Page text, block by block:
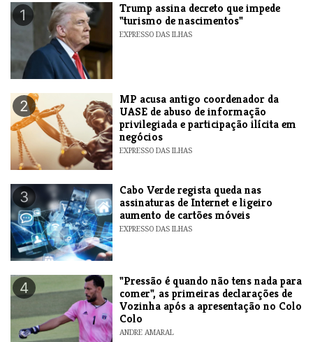
1
Trump assina decreto que impede
"turismo de nascimentos"
EXPRESSO DAS ILHAS
2
MP acusa antigo coordenador da
UASE de abuso de informação
privilegiada e participação ilícita em
negócios
EXPRESSO DAS ILHAS
3
Cabo Verde regista queda nas
assinaturas de Internet e ligeiro
aumento de cartões móveis
EXPRESSO DAS ILHAS
4
"Pressão é quando não tens nada para
comer", as primeiras declarações de
Vozinha após a apresentação no Colo
Colo
ANDRE AMARAL